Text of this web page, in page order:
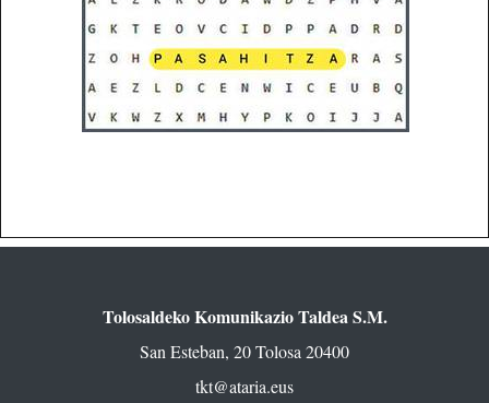
Tolosaldeko Komunikazio Taldea S.M.
San Esteban, 20 Tolosa 20400
tkt@ataria.eus